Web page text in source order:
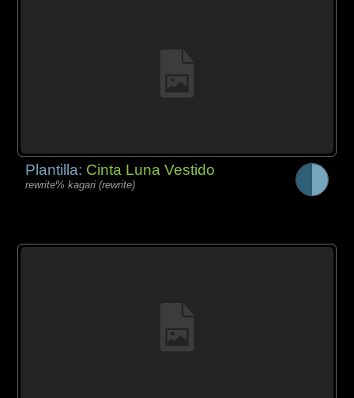
Plantilla: Cinta Luna Vestido
rewrite% kagari (rewrite)